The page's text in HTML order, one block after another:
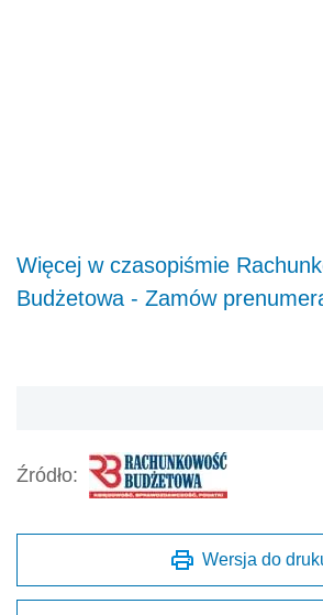
Więcej w czasopiśmie
Budżetowa - Zamów
Źródło:
Wersja do